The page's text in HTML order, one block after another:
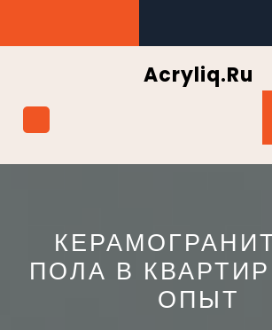
содержимому
Acryliq.ru
ПОЛА В
ОПЫТ